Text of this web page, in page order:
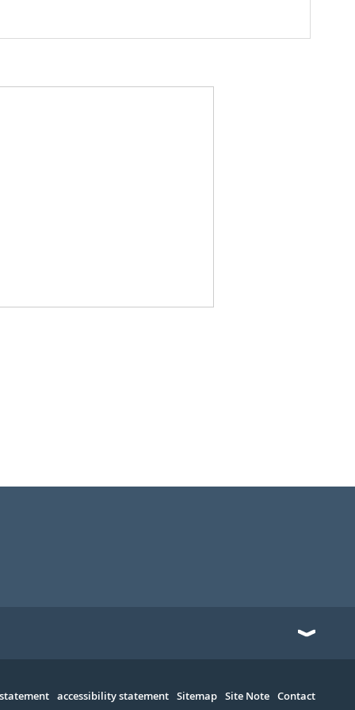
accessibility statement Sitemap Site Note Contact